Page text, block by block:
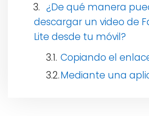
¿De qué manera
descargar un video de
Lite desde tu móvil?
Copiando el
Mediante una